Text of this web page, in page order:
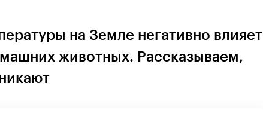
на Земле негативно влияет
животных. Рассказываем,